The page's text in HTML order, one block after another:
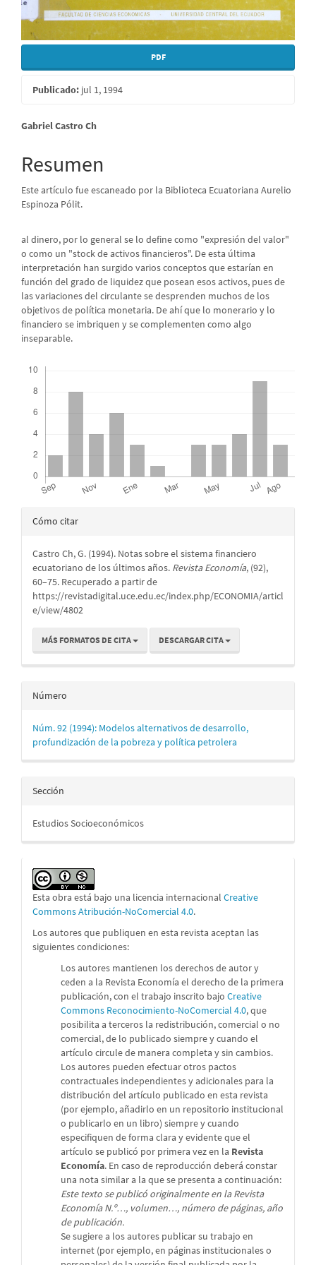
PDF
Publicado: jul 1, 1994
Contenido
principal
del
artículo
Gabriel Castro Ch
Resumen
Este artículo fue escaneado por la Biblioteca Ecuatoriana Aurelio
Espinoza Pólit.
al dinero, por lo general se lo define como "expresión del valor"
o como un "stock de activos financieros". De esta última
interpretación han surgido varios conceptos que estarían en
función del grado de liquidez que posean esos activos, pues de
las variaciones del circulante se desprenden muchos de los
objetivos de política monetaria. De ahí que lo monerario y lo
financiero se imbriquen y se complementen como algo
inseparable.
Detalles
artículo
Cómo citar
Castro Ch, G. (1994). Notas sobre el sistema financiero
ecuatoriano de los últimos años. Revista Economía, (92),
60–75. Recuperado a partir de
https://revistadigital.uce.edu.ec/index.php/ECONOMIA/articl
e/view/4802
MÁS FORMATOS DE CITA DESCARGAR CITA
Número
Núm. 92 (1994): Modelos alternativos de desarrollo,
profundización de la pobreza y política petrolera
Sección
Estudios Socioeconómicos
Esta obra está bajo una licencia internacional Creative
Commons Atribución-NoComercial 4.0.
Los autores que publiquen en esta revista aceptan las
siguientes condiciones:
Los autores mantienen los derechos de autor y
ceden a la Revista Economía el derecho de la primera
publicación, con el trabajo inscrito bajo Creative
Commons Reconocimiento-NoComercial 4.0, que
posibilita a terceros la redistribución, comercial o no
comercial, de lo publicado siempre y cuando el
artículo circule de manera completa y sin cambios.
Los autores pueden efectuar otros pactos
contractuales independientes y adicionales para la
distribución del artículo publicado en esta revista
(por ejemplo, añadirlo en un repositorio institucional
o publicarlo en un libro) siempre y cuando
especifiquen de forma clara y evidente que el
artículo se publicó por primera vez en la Revista
Economía. En caso de reproducción deberá constar
una nota similar a la que se presenta a continuación:
Este texto se publicó originalmente en la Revista
Economía N.º…, volumen…, número de páginas, año
de publicación.
Se sugiere a los autores publicar su trabajo en
internet (por ejemplo, en páginas institucionales o